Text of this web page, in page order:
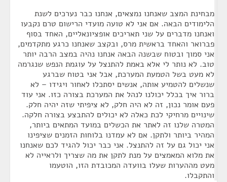
מבחינת המצב שאנחנו נמצאים, אנחנו כבר נערכים לשנת
הלימודים הבאה. אם אני לא טועה מועדי הרישום טרם נקבעו
ואנחנו מדברים על שני תאריכים אופציונאליים, האחד בסוף
פברואר והאחד בראשית מרס, ובקצב שאנחנו כרגע מתקדמים,
אני סמוך ובטוח שבשנה הבאה אנחנו נהיה במצב הרבה יותר
טוב. לא נותר לי אלא באמת להתנצל על עוגמת הנפש שנגרמה
לא מעט בשל הטמעת המערכת, אבל אני בטוח שברגע
שנשלים להטמיע אותה, אנשים יסתכלו לאחור ויגידו – לא
ברור איך בכלל יכולנו לנהל את המערכת בצורה כזו. אני עוד
פעם אומר נכון, זה לא היה חלק, לא ציפיתי שזה יהיה חלק.
שינויים מרחיקי לכת כאלה לא יכולים להתבצע בצורה חלקה.
המטרה שלנו זה לאתר את הכשלים במועד המתאים ביותר,
המהיר ביותר ולתקן. אם לא עמדנו בלוחות הזמנים שציפינו
אני יכול גם על זה להתנצל. אני כבר יכול להגיד לכם שאנחנו
את מלוא המאמצים על מנת לתקן את מה שצריך ולראייה לא
מעט מההערות שעלו בוועדה המכובדת הזו, הוטעמו
והתקבלו.